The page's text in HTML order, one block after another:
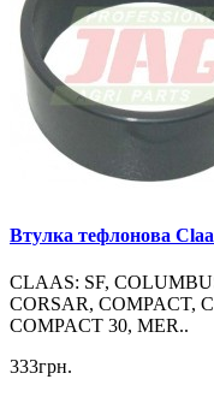
Втулка тефлонова
CLAAS: SF,
CORSAR, COMPACT,
COMPACT 30, MER..
333грн.